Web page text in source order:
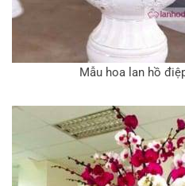
Mẫu hoa lan hồ